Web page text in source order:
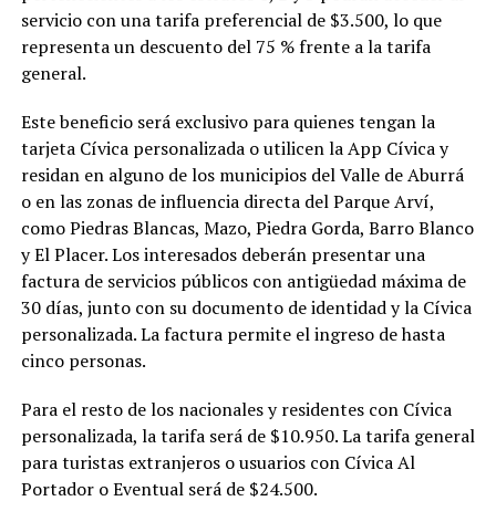
servicio con una tarifa preferencial de $3.500, lo que
representa un descuento del 75 % frente a la tarifa
general.
Este beneficio será exclusivo para quienes tengan la
tarjeta Cívica personalizada o utilicen la App Cívica y
residan en alguno de los municipios del Valle de Aburrá
o en las zonas de influencia directa del Parque Arví,
como Piedras Blancas, Mazo, Piedra Gorda, Barro Blanco
y El Placer. Los interesados deberán presentar una
factura de servicios públicos con antigüedad máxima de
30 días, junto con su documento de identidad y la Cívica
personalizada. La factura permite el ingreso de hasta
cinco personas.
Para el resto de los nacionales y residentes con Cívica
personalizada, la tarifa será de $10.950. La tarifa general
para turistas extranjeros o usuarios con Cívica Al
Portador o Eventual será de $24.500.